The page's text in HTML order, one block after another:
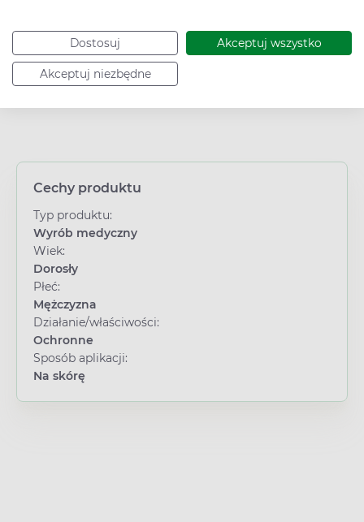
Dostosuj Akceptuj wszystko
Akceptuj niezbędne
Cechy produktu
Typ produktu:
Wyrób medyczny
Wiek:
Dorosły
Płeć:
Mężczyzna
Działanie/właściwości:
Ochronne
Sposób aplikacji:
Na skórę